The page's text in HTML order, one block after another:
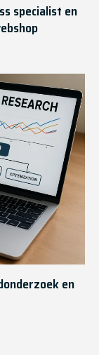
specialist en
en